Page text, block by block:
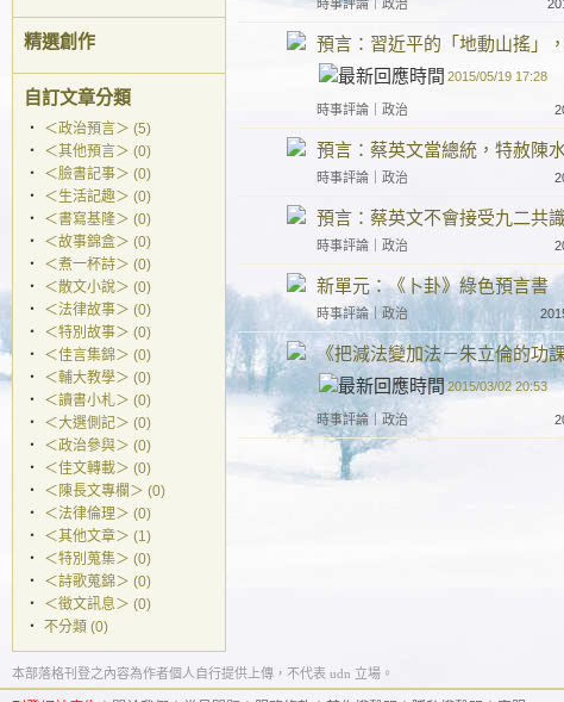
精選創作
自訂文章分類
‧
＜政治預言＞ (5)
‧
＜其他預言＞ (0)
‧
＜臉書記事＞ (0)
‧
＜生活記趣＞ (0)
‧
＜書寫基隆＞ (0)
‧
＜故事錦盒＞ (0)
‧
＜煮一杯詩＞ (0)
‧
＜散文小說＞ (0)
‧
＜法律故事＞ (0)
‧
＜特別故事＞ (0)
‧
＜佳言集錦＞ (0)
‧
＜輔大教學＞ (0)
‧
＜讀書小札＞ (0)
‧
＜大選側記＞ (0)
‧
＜政治參與＞ (0)
‧
＜佳文轉載＞ (0)
‧
＜陳長文專欄＞ (0)
‧
＜法律倫理＞ (0)
‧
＜其他文章＞ (1)
‧
＜特別蒐集＞ (0)
‧
＜詩歌蒐錦＞ (0)
‧
＜徵文訊息＞ (0)
‧ 不分類 (0)
時事評論 政治
預言：習近平的「地動山搖」
2015/05/19 17:28
時事評論 政治
預言：蔡英文當總統，特赦陳
時事評論 政治
預言：蔡英文不會接受九二共
時事評論 政治
新單元：《卜卦》綠色預言書
時事評論｜政治
《把減法變加法－朱立倫的功
2015/03/02 20:53
時事評論｜ 政治
本部落格刊登之內容為作者個人自行提供上傳，不代表 udn 立場。